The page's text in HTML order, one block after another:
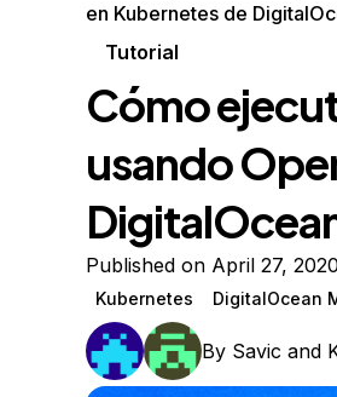
en Kubernetes de
Tutorial
Cómo
usando
Published on April 27, 2020
Kubernetes DigitalOcean
By Savic and